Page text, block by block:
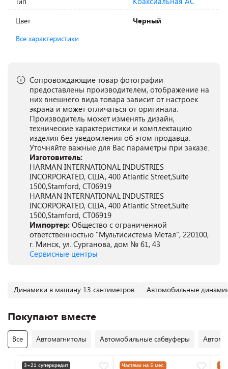
Цвет
Черный
Все характеристики
Сопровождающие товар фотографии
предоставлены производителем, отображение на
них внешнего вида товара зависит от настроек
экрана и может отличаться от оригинала.
Производитель может изменять дизайн,
технические характеристики и комплектацию
изделия без уведомления об этом продавца.
Уточняйте важные для Вас параметры при заказе.
Изготовитель:
HARMAN INTERNATIONAL INDUSTRIES
INCORPORATED, США, 400 Atlantic Street,Suite
1500,Stamford, CT06919
HARMAN INTERNATIONAL INDUSTRIES
INCORPORATED, США, 400 Atlantic Street,Suite
1500,Stamford, CT06919
Импортер: Общество с ограниченной
ответственностью "Мультисистема Метал", 220100,
г. Минск, ул. Сурганова, дом № 61, 43
Сервисные центры
Динамики в машину 13 сантиметров Автомобильные
Покупают вместе
Все Автомагнитолы Автомобильные сабвуферы
3+21 суперкредит Частями на 5 мес.